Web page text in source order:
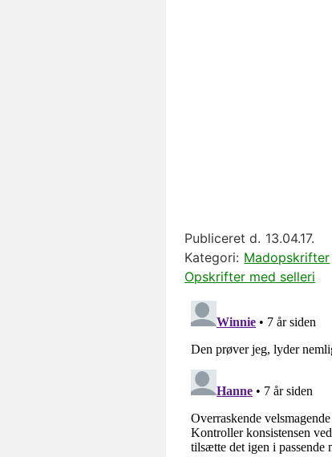
Publiceret d. 13.04.17.
Kategori: Madopskrifter
Opskrifter med selleri